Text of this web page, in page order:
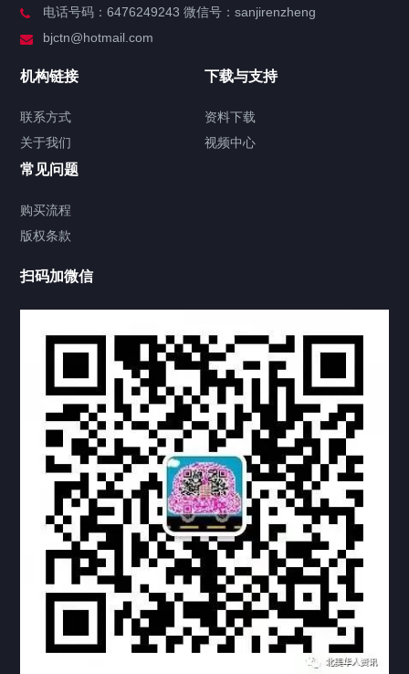
服务分类
签署类文件海牙认证程序费用
视频中心
热门标签 TAG
机构链接
联系方式 关于我们
下载与支持
资料下载 视频中心
常见问题
购买流程 版权条款
电话号码：6476249243 微信号：sanjirenzheng
bjctn@hotmail.com
机构链接
联系方式
关于我们
下载与支持
资料下载
视频中心
常见问题
购买流程
版权条款
扫码加微信